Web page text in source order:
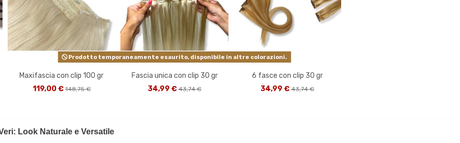
Maxifascia con clip 100 gr
119,00 €148,75 €
Prodotto temporaneamente esaurito, disponibile in altre colorazioni.
Fascia unica con clip 30 gr
34,99 €43,74 €
6 fasce con clip 30 gr
34,99 € 43,74 €
Look Naturale e Versatile